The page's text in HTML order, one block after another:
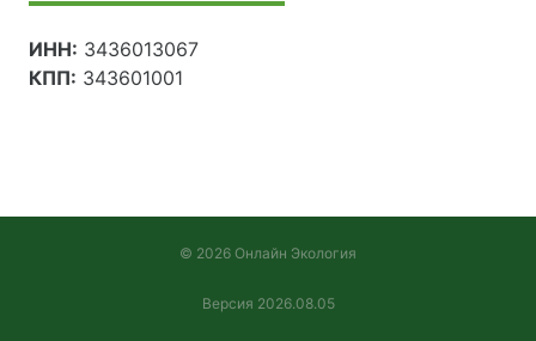
ИНН: 3436013067
КПП: 343601001
© 2026 Онлайн Экология
Версия 2026.08.05